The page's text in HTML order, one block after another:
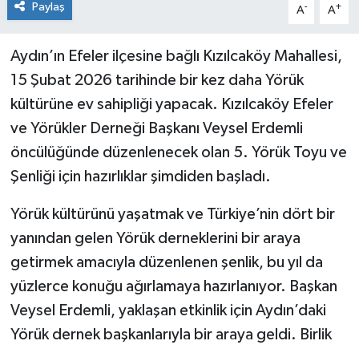
Paylaş A- A+
Aydın’ın Efeler ilçesine bağlı Kızılcaköy Mahallesi,
15 Şubat 2026 tarihinde bir kez daha Yörük
kültürüne ev sahipliği yapacak. Kızılcaköy Efeler
ve Yörükler Derneği Başkanı Veysel Erdemli
öncülüğünde düzenlenecek olan 5. Yörük Toyu ve
Şenliği için hazırlıklar şimdiden başladı.
Yörük kültürünü yaşatmak ve Türkiye’nin dört bir
yanından gelen Yörük derneklerini bir araya
getirmek amacıyla düzenlenen şenlik, bu yıl da
yüzlerce konuğu ağırlamaya hazırlanıyor. Başkan
Veysel Erdemli, yaklaşan etkinlik için Aydın’daki
Yörük dernek başkanlarıyla bir araya geldi. Birlik